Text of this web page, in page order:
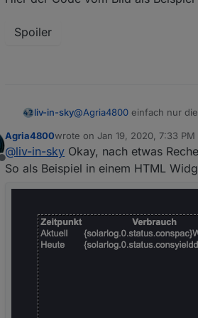
Spoiler
liv-in-sky@Agria4800 einfach nur
datenpunkte anspricht, die
selbst wenn du den
wenn ich mal eine idee
Offline
Agria4800wrote on Jan 19, 2020, 7:33 PM
last edited by
@liv-in-sky Okay, nach etwas
So als Beispiel in einem HTML